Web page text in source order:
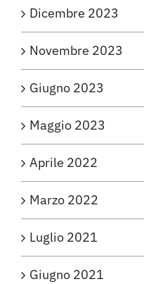
Dicembre 2023
Novembre 2023
Giugno 2023
Maggio 2023
Aprile 2022
Marzo 2022
Luglio 2021
Giugno 2021